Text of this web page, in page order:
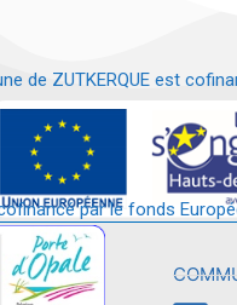
de ZUTKERQUE est
et
par le fonds